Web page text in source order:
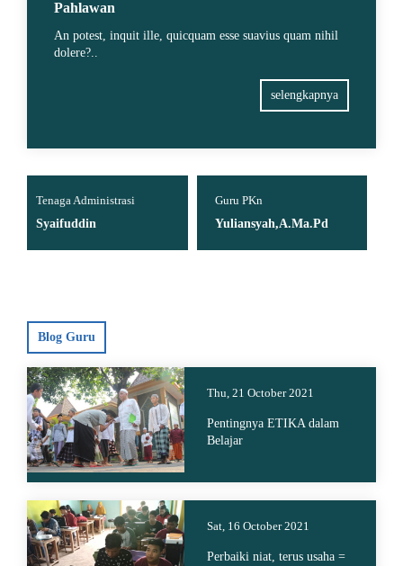
Pahlawan
An potest, inquit ille, quicquam esse suavius quam nihil
dolere?..
selengkapnya
Guru PKn
Yuliansyah,A.Ma.Pd
Guru B. Indonesia
Fitri Wulandari,S.Pd
Blog Guru
Thu, 21 October 2021
Pentingnya ETIKA dalam
Belajar
Sat, 16 October 2021
Perbaiki niat, terus usaha =